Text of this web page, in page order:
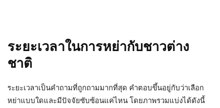
ระยะเวลาในการหย่ากับชาวต่าง
ชาติ
ระยะเวลาเป็นคำถามที่ถูกถามมากที่สุด คำตอบขึ้นอยู่กับว่าเลือก
หย่าแบบใดและมีปัจจัยซับซ้อนแค่ไหน โดยภาพรวมแบ่งได้ดังนี้